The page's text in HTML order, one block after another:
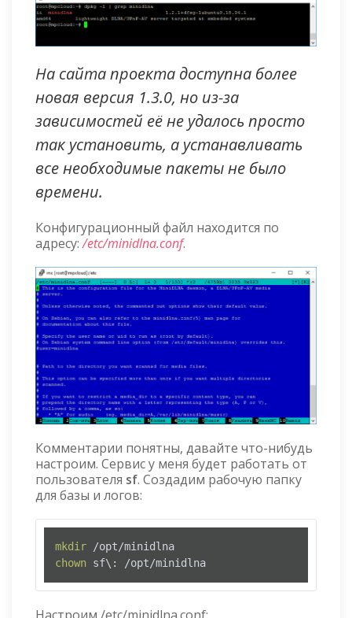
На сайта проекта доступна более
новая версия 1.3.0, но из-за
зависимостей её не удалось просто
так установить, а устанавливать
все необходимые пакеты не было
времени.
Конфигурационный файл находится по
адресу:/etc/minidlna.conf.
Комментарии понятны, давайте что-нибудь
настроим. Сервис у меня будет работать от
пользователя sf. Создадим рабочую папку
для базы и логов:
mkdir
chown sf\: /opt/minidlna